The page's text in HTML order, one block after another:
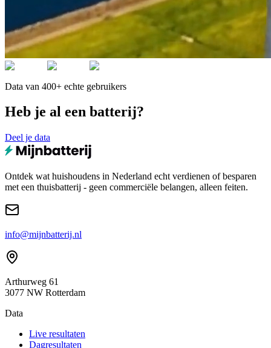
Data van 400+ echte gebruikers
Heb je al een batterij?
Deel je data
Ontdek wat huishoudens in Nederland echt verdienen of besparen
met een thuisbatterij - geen commerciële belangen, alleen feiten.
info@mijnbatterij.nl
Arthurweg 61
3077 NW Rotterdam
Data
Live resultaten
Dagresultaten